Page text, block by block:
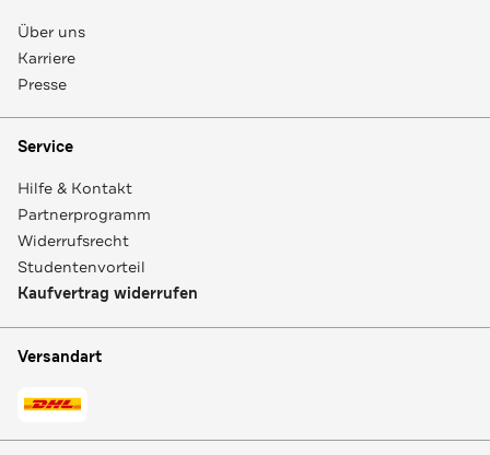
Über uns
Karriere
Presse
Service
Hilfe & Kontakt
Partnerprogramm
Widerrufsrecht
Studentenvorteil
Kaufvertrag widerrufen
Versandart